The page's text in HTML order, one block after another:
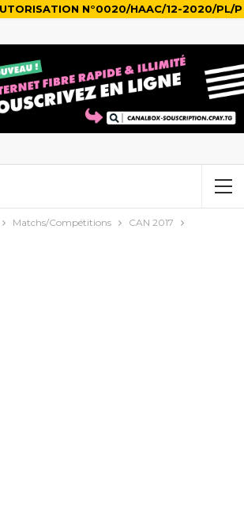
N°0020/HAAC/12-2020/PL/P
Matchs/Compétitions CAN 2017